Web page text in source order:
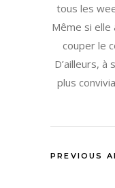
tous les
Même si
couper le
D’ailleurs, à
plus
PREVIOUS